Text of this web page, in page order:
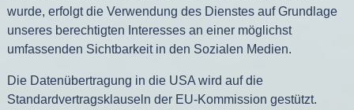
wurde, erfolgt die Verwendung des Dienstes auf Grundlage
unseres berechtigten Interesses an einer möglichst
umfassenden Sichtbarkeit in den Sozialen Medien.
Die Datenübertragung in die USA wird auf die
Standardvertragsklauseln der EU-Kommission gestützt.